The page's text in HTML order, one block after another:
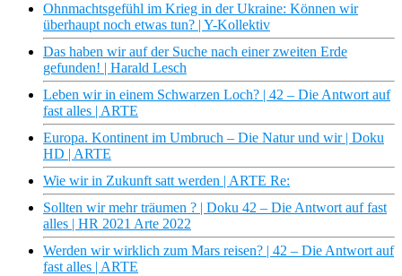
Ohnmachtsgefühl im Krieg in der Ukraine: Können wir
überhaupt noch etwas tun? | Y-Kollektiv
Das haben wir auf der Suche nach einer zweiten Erde
gefunden! | Harald Lesch
Leben wir in einem Schwarzen Loch? | 42 – Die Antwort auf
fast alles | ARTE
Europa. Kontinent im Umbruch – Die Natur und wir | Doku
HD | ARTE
Wie wir in Zukunft satt werden | ARTE Re:
Sollten wir mehr träumen ? | Doku 42 – Die Antwort auf fast
alles | HR 2021 Arte 2022
Werden wir wirklich zum Mars reisen? | 42 – Die Antwort auf
fast alles | ARTE